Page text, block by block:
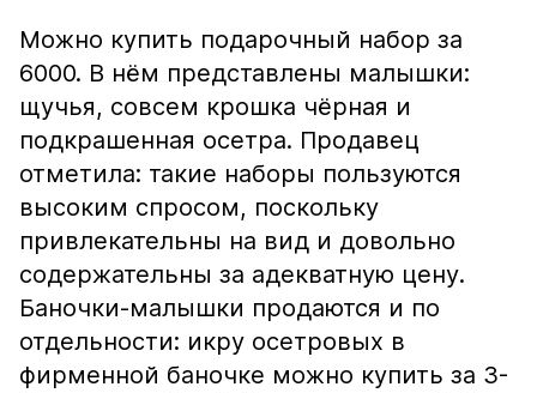
Можно купить подарочный набор за
6000. В нём представлены малышки:
щучья, совсем крошка чёрная и
подкрашенная осетра. Продавец
отметила: такие наборы пользуются
высоким спросом, поскольку
привлекательны на вид и довольно
содержательны за адекватную цену.
Баночки-малышки продаются и по
отдельности: икру осетровых в
фирменной баночке можно купить за 3-